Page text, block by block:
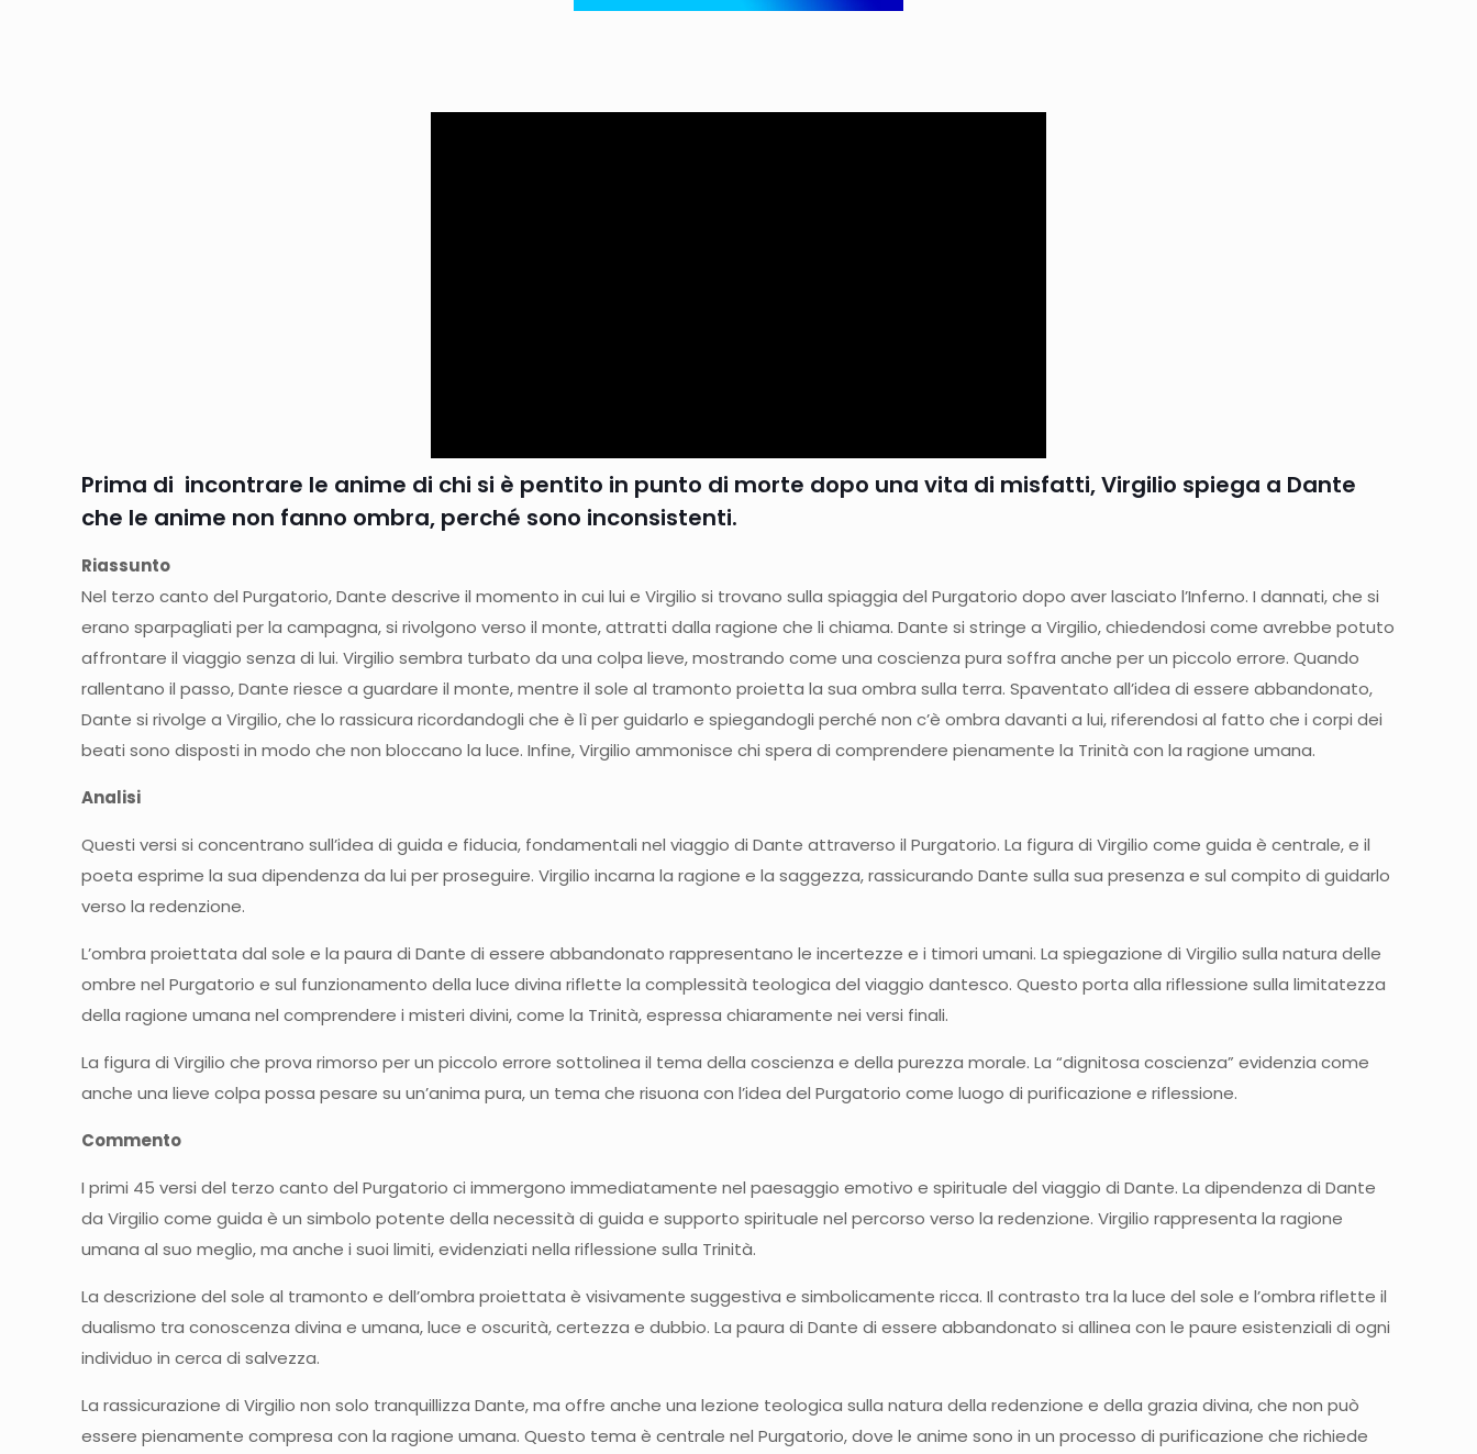
Prima di incontrare le anime di chi si è pentito in punto di morte dopo una vita di misfatti, Virgilio spiega a Dante
che le anime non fanno ombra, perché sono inconsistenti.
Riassunto
Nel terzo canto del Purgatorio, Dante descrive il momento in cui lui e Virgilio si trovano sulla spiaggia del Purgatorio dopo aver lasciato l’Inferno. I dannati, che si
erano sparpagliati per la campagna, si rivolgono verso il monte, attratti dalla ragione che li chiama. Dante si stringe a Virgilio, chiedendosi come avrebbe potuto
affrontare il viaggio senza di lui. Virgilio sembra turbato da una colpa lieve, mostrando come una coscienza pura soffra anche per un piccolo errore. Quando
rallentano il passo, Dante riesce a guardare il monte, mentre il sole al tramonto proietta la sua ombra sulla terra. Spaventato all’idea di essere abbandonato,
Dante si rivolge a Virgilio, che lo rassicura ricordandogli che è lì per guidarlo e spiegandogli perché non c’è ombra davanti a lui, riferendosi al fatto che i corpi dei
beati sono disposti in modo che non bloccano la luce. Infine, Virgilio ammonisce chi spera di comprendere pienamente la Trinità con la ragione umana.
Analisi
Questi versi si concentrano sull’idea di guida e fiducia, fondamentali nel viaggio di Dante attraverso il Purgatorio. La figura di Virgilio come guida è centrale, e il
poeta esprime la sua dipendenza da lui per proseguire. Virgilio incarna la ragione e la saggezza, rassicurando Dante sulla sua presenza e sul compito di guidarlo
verso la redenzione.
L’ombra proiettata dal sole e la paura di Dante di essere abbandonato rappresentano le incertezze e i timori umani. La spiegazione di Virgilio sulla natura delle
ombre nel Purgatorio e sul funzionamento della luce divina riflette la complessità teologica del viaggio dantesco. Questo porta alla riflessione sulla limitatezza
della ragione umana nel comprendere i misteri divini, come la Trinità, espressa chiaramente nei versi finali.
La figura di Virgilio che prova rimorso per un piccolo errore sottolinea il tema della coscienza e della purezza morale. La “dignitosa coscienza” evidenzia come
anche una lieve colpa possa pesare su un’anima pura, un tema che risuona con l’idea del Purgatorio come luogo di purificazione e riflessione.
Commento
I primi 45 versi del terzo canto del Purgatorio ci immergono immediatamente nel paesaggio emotivo e spirituale del viaggio di Dante. La dipendenza di Dante
da Virgilio come guida è un simbolo potente della necessità di guida e supporto spirituale nel percorso verso la redenzione. Virgilio rappresenta la ragione
umana al suo meglio, ma anche i suoi limiti, evidenziati nella riflessione sulla Trinità.
La descrizione del sole al tramonto e dell’ombra proiettata è visivamente suggestiva e simbolicamente ricca. Il contrasto tra la luce del sole e l’ombra riflette il
dualismo tra conoscenza divina e umana, luce e oscurità, certezza e dubbio. La paura di Dante di essere abbandonato si allinea con le paure esistenziali di ogni
individuo in cerca di salvezza.
La rassicurazione di Virgilio non solo tranquillizza Dante, ma offre anche una lezione teologica sulla natura della redenzione e della grazia divina, che non può
essere pienamente compresa con la ragione umana. Questo tema è centrale nel Purgatorio, dove le anime sono in un processo di purificazione che richiede